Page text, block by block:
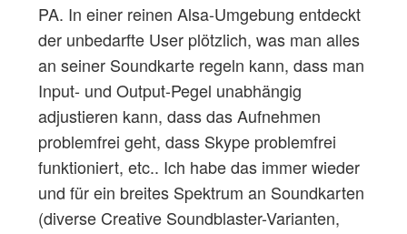
PA. In einer reinen Alsa-Umgebung entdeckt
der unbedarfte User plötzlich, was man alles
an seiner Soundkarte regeln kann, dass man
Input- und Output-Pegel unabhängig
adjustieren kann, dass das Aufnehmen
problemfrei geht, dass Skype problemfrei
funktioniert, etc.. Ich habe das immer wieder
und für ein breites Spektrum an Soundkarten
(diverse Creative Soundblaster-Varianten,